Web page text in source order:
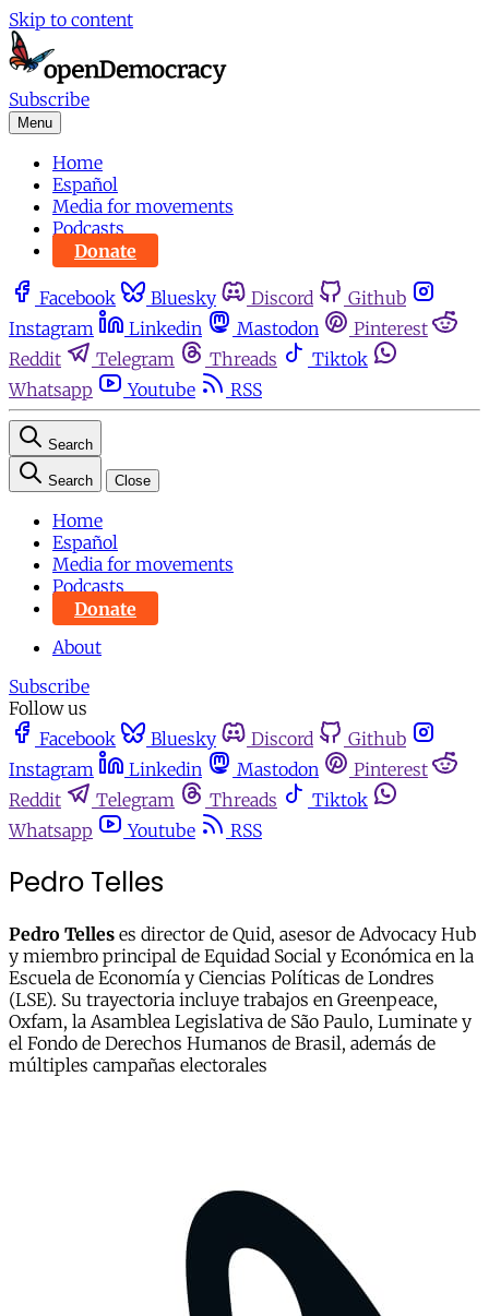
Skip to content
Subscribe
Menu
Home
Español
Media for movements
Podcasts
Donate
Facebook Bluesky Discord
Github
Instagram
Linkedin Mastodon
Pinterest
Reddit
Telegram Threads
Tiktok
Whatsapp
Youtube RSS
Search
Search Close
Home
Español
Media for movements
Podcasts
Donate
About
Subscribe
Follow us
Facebook
Bluesky Discord
Github
Instagram
Linkedin Mastodon
Pinterest
Reddit
Telegram Threads
Tiktok
Whatsapp
Youtube RSS
Pedro Telles
Pedro Telles es director de Quid, asesor de Advocacy Hub
y miembro principal de Equidad Social y Económica en la
Escuela de Economía y Ciencias Políticas de Londres
(LSE). Su trayectoria incluye trabajos en Greenpeace,
Oxfam, la Asamblea Legislativa de São Paulo, Luminate y
el Fondo de Derechos Humanos de Brasil, además de
múltiples campañas electorales